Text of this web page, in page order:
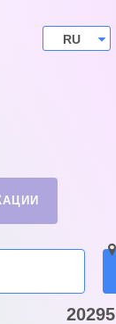
RU
20295